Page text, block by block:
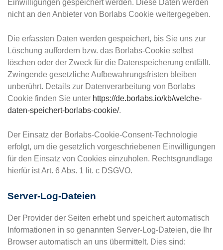
Einwilligungen gespeichert werden. Diese Daten werden
nicht an den Anbieter von Borlabs Cookie weitergegeben.
Die erfassten Daten werden gespeichert, bis Sie uns zur
Löschung auffordern bzw. das Borlabs-Cookie selbst
löschen oder der Zweck für die Datenspeicherung entfällt.
Zwingende gesetzliche Aufbewahrungsfristen bleiben
unberührt. Details zur Datenverarbeitung von Borlabs
Cookie finden Sie unter https://de.borlabs.io/kb/welche-
daten-speichert-borlabs-cookie/.
Der Einsatz der Borlabs-Cookie-Consent-Technologie
erfolgt, um die gesetzlich vorgeschriebenen Einwilligungen
für den Einsatz von Cookies einzuholen. Rechtsgrundlage
hierfür ist Art. 6 Abs. 1 lit. c DSGVO.
Server-Log-Dateien
Der Provider der Seiten erhebt und speichert automatisch
Informationen in so genannten Server-Log-Dateien, die Ihr
Browser automatisch an uns übermittelt. Dies sind: